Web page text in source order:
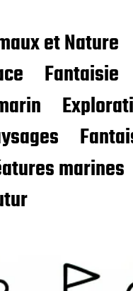
et Nature
Fantaisie
marines